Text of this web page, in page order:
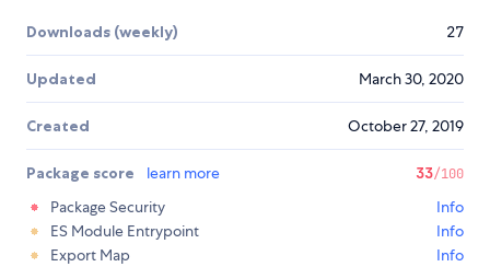
Downloads (weekly) 27
Updated March 30, 2020
Created October 27, 2019
Package score learn more 33/100
Package Security
Info
ES Module Entrypoint
Info
Export Map
Info